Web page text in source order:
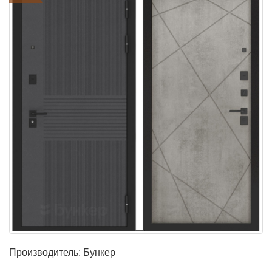
Производитель: Бункер